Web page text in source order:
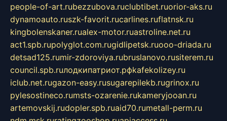
people-of-art.rubezzubova.ruclubtibet.ruorior-aks.ru
dynamoauto.ruszk-favorit.rucarlines.ruflatnsk.ru
kingbolenskaner.rualex-motor.ruastroline.net.ru
act1.spb.rupolyglot.com.rugidlipetsk.ruooo-driada.ru
detsad125.rumir-zdoroviya.rubruslanovo.rusiterem.ru
council.spb.ruлодкипатриот.рфkafekolizey.ru
iclub.net.rugazon-easy.rusugarepilekb.rugrinox.ru
pylesostineco.rumsts-ozarenie.rukameryjooan.ru
artemovskij.rudopler.spb.ruaid70.rumetall-perm.ru